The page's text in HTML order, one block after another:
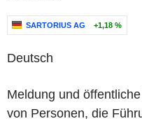
SARTORIUS AG +1,18 %
Deutsch
Meldung und
von Personen, die